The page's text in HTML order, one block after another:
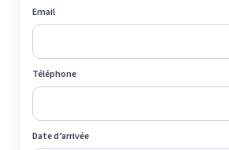
Email
Téléphone
Date d’arrivée